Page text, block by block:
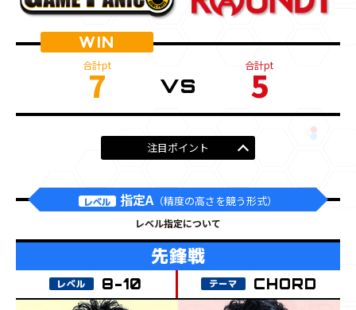
7 5
注目ポイント
CHORD